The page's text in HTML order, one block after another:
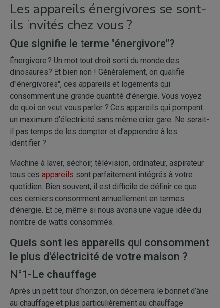
Les appareils énergivores se sont-
ils invités chez vous ?
Que signifie le terme "énergivore"?
Énergivore ? Un mot tout droit sorti du monde des
dinosaures? Et bien non ! Généralement, on qualifie
d"énergivores", ces appareils et logements qui
consomment une grande quantité d’énergie. Vous voyez
de quoi on veut vous parler ? Ces appareils qui pompent
un maximum d’électricité sans même crier gare. Ne serait-
il pas temps de les dompter et d’apprendre à les
identifier ?
Machine à laver, séchoir, télévision, ordinateur, aspirateur
tous ces appareils sont parfaitement intégrés à votre
quotidien. Bien souvent, il est difficile de définir ce que
ces derniers consomment annuellement en termes
d'énergie. Et ce, même si nous avons une vague idée du
nombre de watts consommés.
Quels sont les appareils qui consomment
le plus d'électricité de votre maison ?
N°1-Le chauffage
Après un petit tour d’horizon, on décernera le bonnet d’âne
au chauffage et plus particulièrement au chauffage